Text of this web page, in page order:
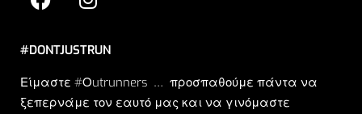
#DONTJUSTRUN
Είμαστε #Οutrunners … προσπαθούμε πάντα να
ξεπερνάμε τον εαυτό μας και να γινόμαστε